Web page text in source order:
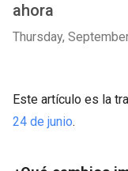
ahora
Thursday,
Este artículo es la
24 de junio.